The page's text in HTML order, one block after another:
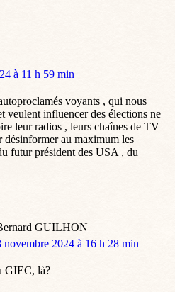
à 11 h 59 min
voyants , qui nous
veulent influencer des élections ne
leur radios , leurs chaînes de TV
désinformer au maximum les
futur président des USA , du
GUILHON
novembre 2024 à 16 h 28 min
GIEC, là?